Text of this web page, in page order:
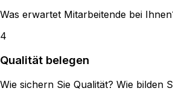
Was erwartet Mitarbeitende bei
4
Qualität belegen
Wie sichern Sie Qualität? Wie bilden